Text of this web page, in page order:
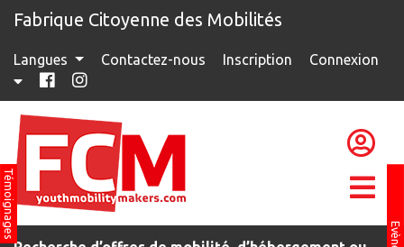
Fabrique Citoyenne des Mobilités
Langues Contactez-nous Inscription Connexion
Témoignages